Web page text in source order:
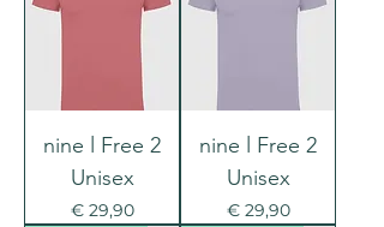
nine l Free 2
Unisex
Prijs
€ 29,90
nine l Free 2
Unisex
Prijs
€ 29,90